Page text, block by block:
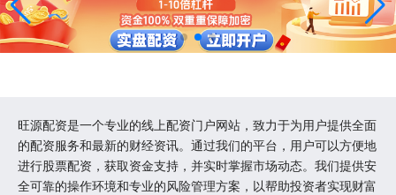
旺源配资是一个专业的线上配资门户网站，致力于为用户提供全面
的配资服务和最新的财经资讯。通过我们的平台，用户可以方便地
进行股票配资，获取资金支持，并实时掌握市场动态。我们提供安
全可靠的操作环境和专业的风险管理方案，以帮助投资者实现财富